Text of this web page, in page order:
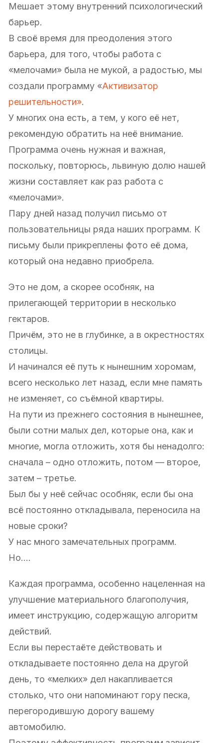
Мешает этому внутренний психологический
барьер.
В своё время для преодоления этого
барьера, для того, чтобы работа с
«мелочами» была не мукой, а радостью, мы
создали программу «Активизатор
решительности».
У многих она есть, а тем, у кого её нет,
рекомендую обратить на неё внимание.
Программа очень нужная и важная,
поскольку, повторюсь, львиную долю нашей
жизни составляет как раз работа с
«мелочами».
Пару дней назад получил письмо от
пользовательницы ряда наших программ. К
письму были прикреплены фото её дома,
который она недавно приобрела.
Это не дом, а скорее особняк, на
прилегающей территории в несколько
гектаров.
Причём, это не в глубинке, а в окрестностях
столицы.
И начинался её путь к нынешним хоромам,
всего несколько лет назад, если мне память
не изменяет, со съёмной квартиры.
На пути из прежнего состояния в нынешнее,
были сотни малых дел, которые она, как и
многие, могла отложить, хотя бы ненадолго:
сначала – одно отложить, потом — второе,
затем – третье.
Был бы у неё сейчас особняк, если бы она
всё постоянно откладывала, переносила на
новые сроки?
У нас много замечательных программ.
Но….
Каждая программа, особенно нацеленная на
улучшение материального благополучия,
имеет инструкцию, содержащую алгоритм
действий.
Если вы перестаёте действовать и
откладываете постоянно дела на другой
день, то «мелких» дел накапливается
столько, что они напоминают гору песка,
перегородившую дорогу вашему
автомобилю.